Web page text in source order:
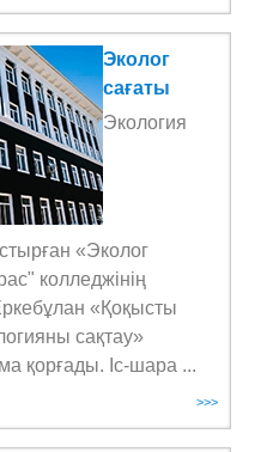
Эколог
сағаты
Экология
«Эколог
колледжінің
«Қоқысты
сақтау»
қорғады. Іс-шара ...
>>>